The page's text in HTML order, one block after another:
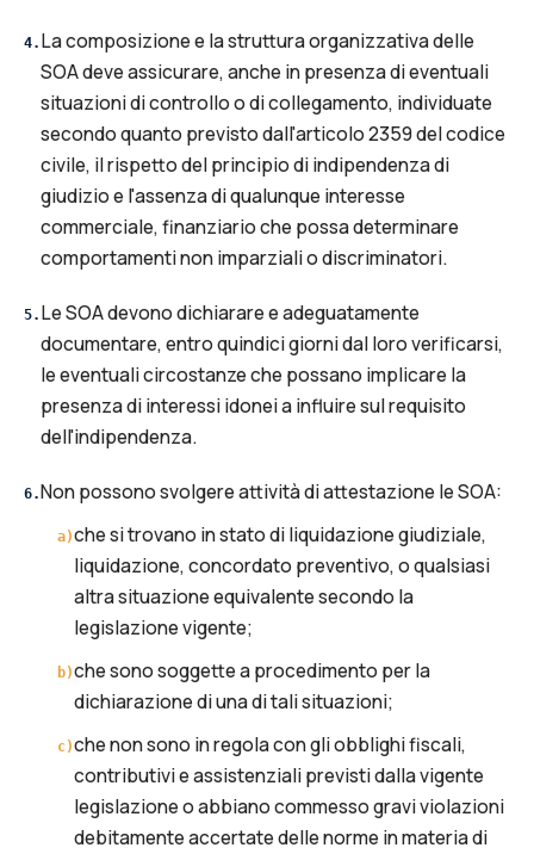
4. La composizione e la struttura organizzativa delle
SOA deve assicurare, anche in presenza di eventuali
situazioni di controllo o di collegamento, individuate
secondo quanto previsto dall'articolo 2359 del codice
civile, il rispetto del principio di indipendenza di
giudizio e l'assenza di qualunque interesse
commerciale, finanziario che possa determinare
comportamenti non imparziali o discriminatori.
5. Le SOA devono dichiarare e adeguatamente
documentare, entro quindici giorni dal loro verificarsi,
le eventuali circostanze che possano implicare la
presenza di interessi idonei a influire sul requisito
dell'indipendenza.
6.Non possono svolgere attività di attestazione le SOA:
a)che si trovano in stato di liquidazione giudiziale,
liquidazione, concordato preventivo, o qualsiasi
altra situazione equivalente secondo la
legislazione vigente;
b)che sono soggette a procedimento per la
dichiarazione di una di tali situazioni;
c)che non sono in regola con gli obblighi fiscali,
contributivi e assistenziali previsti dalla vigente
legislazione o abbiano commesso gravi violazioni
debitamente accertate delle norme in materia di